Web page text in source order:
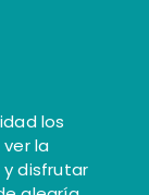
hecho